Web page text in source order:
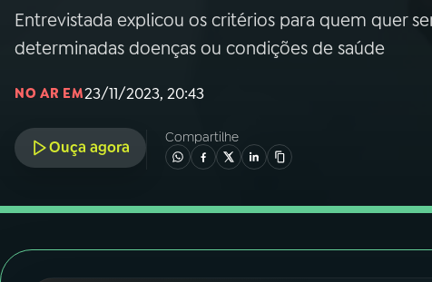
03PROGRAMAÇÃO
05 PODCASTS
Entrevistada explicou os critérios para quem quer
determinadas doenças ou condições de saúde
NO AR EM23/11/2023, 20:43
Ouça agora
Compartilhe